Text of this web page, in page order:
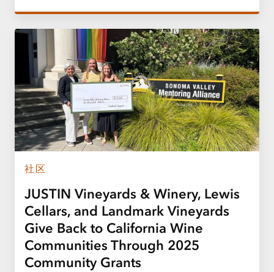
社区
JUSTIN Vineyards & Winery, Lewis
Cellars, and Landmark Vineyards
Give Back to California Wine
Communities Through 2025
Community Grants